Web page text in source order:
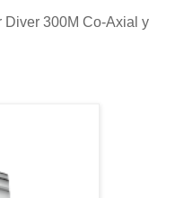
Diver 300M Co-Axial y